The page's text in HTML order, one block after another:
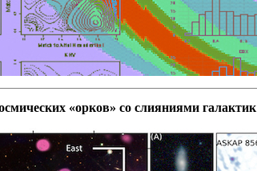
«орков» со слияниями галактик